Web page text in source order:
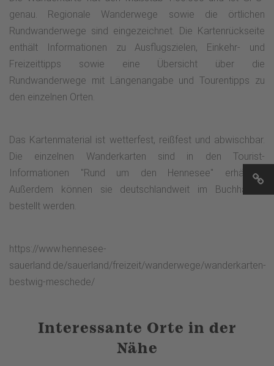
genau. Regionale Wanderwege sowie die örtlichen
Rundwanderwege sind eingezeichnet. Die Kartenrückseite
enthält Informationen zu Ausflugszielen, Einkehr- und
Freizeittipps sowie eine Übersicht über die
Rundwanderwege mit Längenangabe und Tourentipps zu
den einzelnen Orten.
Das Kartenmaterial ist wetterfest, reißfest und abwischbar.
Die einzelnen Wanderkarten sind in den Tourist-
Informationen "Rund um den Hennesee" erhältlich.
Außerdem können sie deutschlandweit im Buchhandel
bestellt werden.
https://www.hennesee-
sauerland.de/sauerland/freizeit/wanderwege/wanderkarten-
bestwig-meschede/
Interessante Orte in der
Nähe